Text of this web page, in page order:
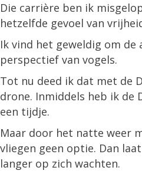
Die carrière ben ik
hetzelfde gevoel van
Ik vind het geweldig om
perspectief van vogels.
Tot nu deed ik dat met de
drone. Inmiddels heb ik de
een tijdje.
Maar door het natte weer
vliegen geen optie. Dan
langer op zich wachten.